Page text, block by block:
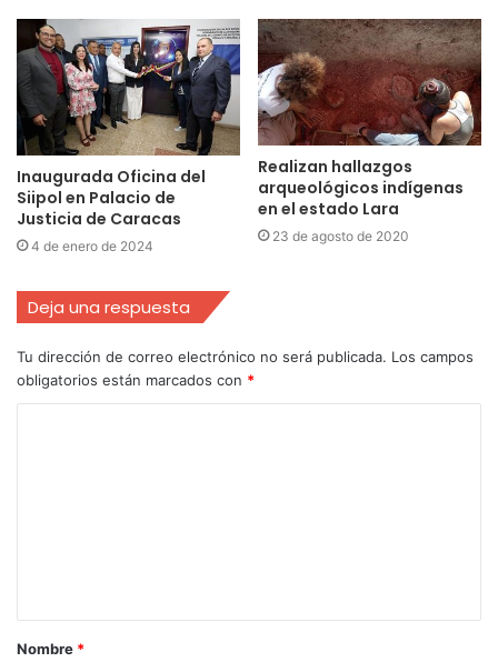
Inaugurada Oficina del
Siipol en Palacio de
Justicia de Caracas
4 de enero de 2024
Realizan hallazgos
arqueológicos indígenas
en el estado Lara
23 de agosto de 2020
Deja una respuesta
Tu dirección de correo electrónico no será publicada. Los campos
obligatorios están marcados con *
Nombre *